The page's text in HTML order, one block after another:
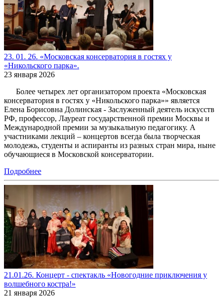
23. 01. 26. «Московская консерватория в гостях у
«Никольского парка».
23 января 2026
Более четырех лет организатором проекта «Московская
консерватория в гостях у «Никольского парка»» является
Елена Борисовна Долинская - Заслуженный деятель искусств
РФ, профессор, Лауреат государственной премии Москвы и
Международной премии за музыкальную педагогику. А
участниками лекций – концертов всегда была творческая
молодежь, студенты и аспиранты из разных стран мира, ныне
обучающиеся в Московской консерватории.
Подробнее
21.01.26. Концерт - спектакль «Новогодние приключения у
волшебного костра!»
21 января 2026